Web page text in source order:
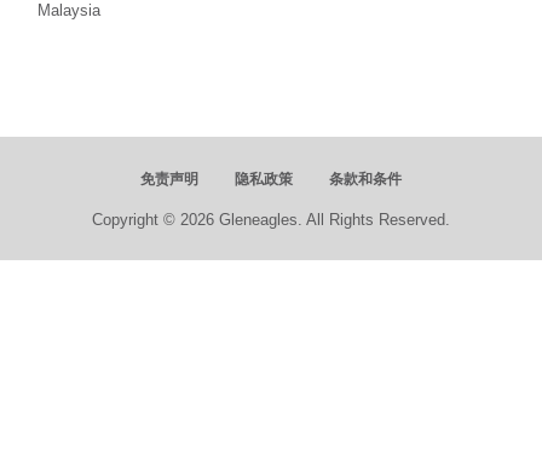
Malaysia
免责声明 隐私政策 条款和条件
Copyright © 2026 Gleneagles. All Rights Reserved.